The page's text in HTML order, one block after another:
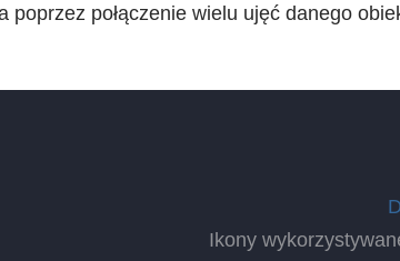
poprzez połączenie wielu ujęć danego
Ikony